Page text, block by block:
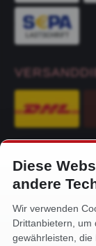
KONTAKT
Alfa-Service
Siemensstr. 32
59199 Bönen
Diese
andere
Wir verwenden
Drittanbietern, um
gewährleisten, die